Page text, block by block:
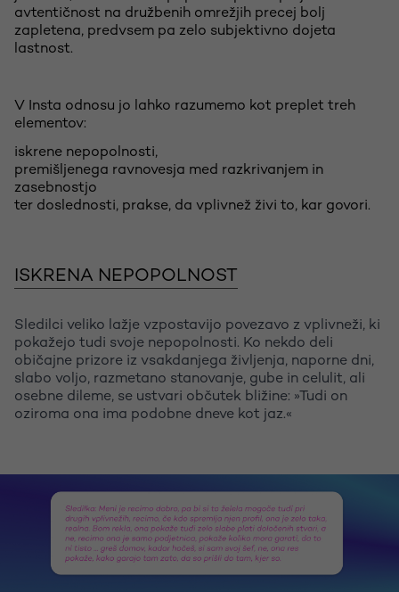
avtentičnost na družbenih omrežjih precej bolj
zapletena, predvsem pa zelo subjektivno dojeta
lastnost.
V Insta odnosu jo lahko razumemo kot preplet treh
elementov:
iskrene nepopolnosti,
premišljenega ravnovesja med razkrivanjem in
zasebnostjo
ter doslednosti, prakse, da vplivnež živi to, kar govori.
ISKRENA NEPOPOLNOST
Sledilci veliko lažje vzpostavijo povezavo z vplivneži, ki
pokažejo tudi svoje nepopolnosti. Ko nekdo deli
običajne prizore iz vsakdanjega življenja, naporne dni,
slabo voljo, razmetano stanovanje, gube in celulit, ali
osebne dileme, se ustvari občutek bližine: »Tudi on
oziroma ona ima podobne dneve kot jaz.«